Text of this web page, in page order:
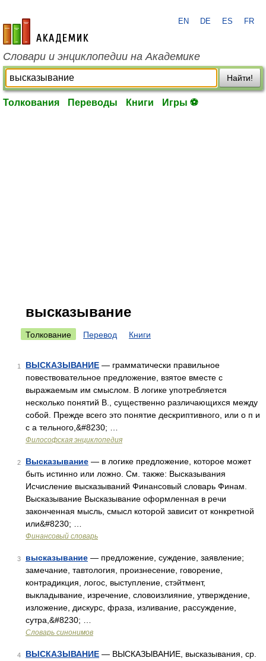
academic.ru
EN DE ES FR
Словари и энциклопедии на Академике
Найти!
Толкования Переводы Книги Игры ⚽
высказывание
Толкование Перевод Книги
1 ВЫСКАЗЫВАНИЕ — грамматически правильное
повествовательное предложение, взятое вместе с
выражаемым им смыслом. В логике употребляется
несколько понятий В., существенно различающихся между
собой. Прежде всего это понятие дескриптивного, или о п и
с а тельного,&#8230; …
Философская энциклопедия
2 Высказывание — в логике предложение, которое может
быть истинно или ложно. См. также: Высказывания
Исчисление высказываний Финансовый словарь Финам.
Высказывание Высказывание оформленная в речи
законченная мысль, смысл которой зависит от конкретной
или&#8230; …
Финансовый словарь
3 высказывание — предложение, суждение, заявление;
замечание, тавтология, произнесение, говорение,
контрадикция, логос, выступление, стэйтмент,
выкладывание, изречение, словоизлияние, утверждение,
изложение, дискурс, фраза, изливание, рассуждение,
сутра,&#8230; …
Словарь синонимов
4 ВЫСКАЗЫВАНИЕ — ВЫСКАЗЫВАНИЕ, высказывания, ср.